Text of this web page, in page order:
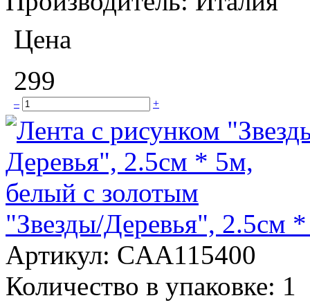
Цена
299
– +
"Звезды/Деревья", 2.5см
Артикул: CAA115400
Количество в упаковке: 1